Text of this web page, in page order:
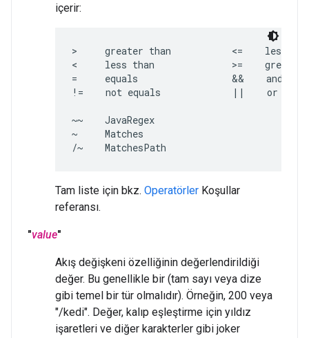
içerir:
>     greater than           <=    less
<     less than              >=    greater
=     equals                 &&    and
!=    not equals             ||    or
~~    JavaRegex
~     Matches
/~    MatchesPath
Tam liste için bkz. Operatörler Koşullar
referansı.
"value"
Akış değişkeni özelliğinin değerlendirildiği
değer. Bu genellikle bir (tam sayı veya dize
gibi temel bir tür olmalıdır). Örneğin, 200 veya
"/kedi". Değer, kalıp eşleştirme için yıldız
işaretleri ve diğer karakterler gibi joker